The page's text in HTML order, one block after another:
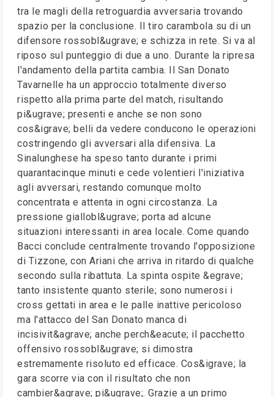
tra le magli della retroguardia avversaria trovando
spazio per la conclusione. Il tiro carambola su di un
difensore rossobl&ugrave; e schizza in rete. Si va al
riposo sul punteggio di due a uno. Durante la ripresa
l'andamento della partita cambia. Il San Donato
Tavarnelle ha un approccio totalmente diverso
rispetto alla prima parte del match, risultando
pi&ugrave; presenti e anche se non sono
cos&igrave; belli da vedere conducono le operazioni
costringendo gli avversari alla difensiva. La
Sinalunghese ha speso tanto durante i primi
quarantacinque minuti e cede volentieri l'iniziativa
agli avversari, restando comunque molto
concentrata e attenta in ogni circostanza. La
pressione giallobl&ugrave; porta ad alcune
situazioni interessanti in area locale. Come quando
Bacci conclude centralmente trovando l'opposizione
di Tizzone, con Ariani che arriva in ritardo di qualche
secondo sulla ribattuta. La spinta ospite &egrave;
tanto insistente quanto sterile; sono numerosi i
cross gettati in area e le palle inattive pericoloso
ma l'attacco del San Donato manca di
incisivit&agrave; anche perch&eacute; il pacchetto
offensivo rossobl&ugrave; si dimostra
estremamente risoluto ed efficace. Cos&igrave; la
gara scorre via con il risultato che non
cambier&agrave; pi&ugrave;. Grazie a un primo